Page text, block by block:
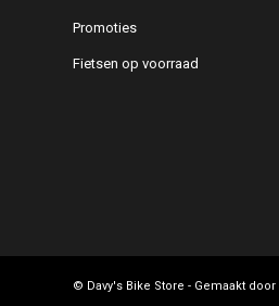
Promoties
Fietsen op voorraad
© Davy's Bike Store - Gemaakt door